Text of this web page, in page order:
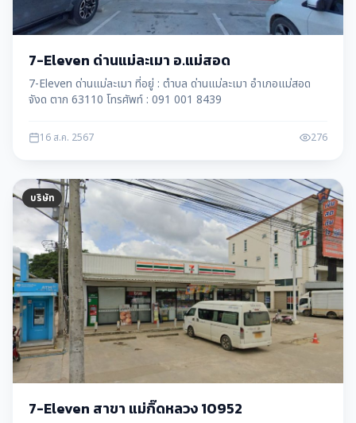
7-Eleven ด่านแม่ละเมา อ.แม่สอด
7-Eleven ด่านแม่ละเมา ที่อยู่ : ตำบล ด่านแม่ละเมา อำเภอแม่สอด
จังด ตาก 63110 โทรศัพท์ : 091 001 8439
16 ส.ค. 2567 276
บริษัท
7-Eleven สาขา แม่กิ๊ดหลวง 10952